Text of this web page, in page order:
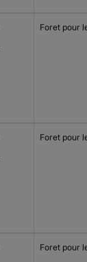
Foret pour le
Foret pour le
Foret pour le